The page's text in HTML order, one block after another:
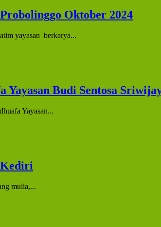
Oktober 2024
yayasan berkarya...
Budi Sentosa
Yayasan...
Kediri
mulia,...